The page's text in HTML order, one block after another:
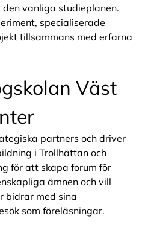
vanliga studieplanen.
specialiserade
tillsammans med erfarna
Väst
partners och driver
i Trollhättan och
för att skapa forum för
ämnen och vill
bidrar med sina
som föreläsningar.